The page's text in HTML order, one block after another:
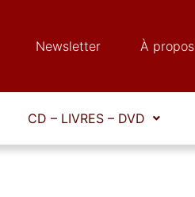
Newsletter À propos
CD – LIVRES – DVD